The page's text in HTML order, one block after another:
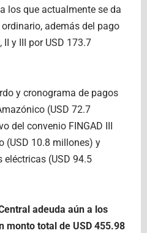
los que actualmente se da
además del pago
y III por USD 173.7
y cronograma de pagos
(USD 72.7
del convenio FINGAD III
(USD 10.8 millones) y
eléctricas (USD 94.5
adeuda aún a los
monto total de USD 455.98